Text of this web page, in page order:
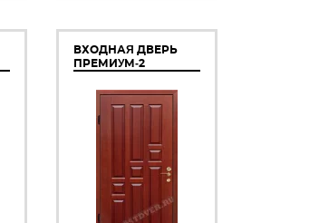
ВХОДНАЯ ДВЕРЬ
ПРЕМИУМ-2